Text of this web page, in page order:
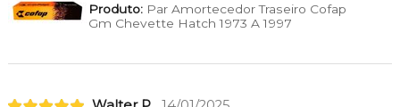
Produto:Par Amortecedor Traseiro Cofap
Gm Chevette Hatch 1973 A 1997